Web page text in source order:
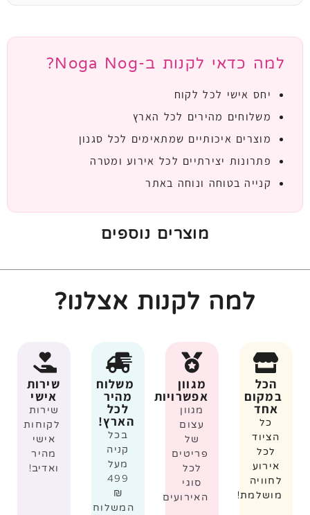
למה כדאי לקנות ב-Noga Nog?
יחס אישי לכל לקוח
משלוחים מהירים לכל הארץ
מוצרים איכותיים שמתאימים לכל סגנון
פתרונות יצירתיים לכל אירוע ומטרה
קנייה בטוחה ונוחה באתר
מוצרים נוספים
למה לקנות אצלנו?
הכל
במקום
אחד
כל
הציוד
לכל
אירוע
לחוויה
מושלמת!
מגוון
אפשרויות
מגוון
עצום
של
פריטים
לכל
סוגי
האירועים
משלוח
מהיר
לכל
הארץ!
בכל
קניה
מעל
499
₪
המשלוח
שירות
אישי
שירות
לקוחות
אישי
מהיר
ואדיב!